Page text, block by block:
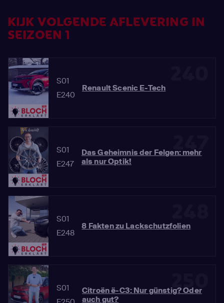
KIJK VOLGENDE AFLEVERING IN
SEIZOEN 1
S01
E240
Renault Scenic E-Tech
247
S01
E247
Das Geheimnis der Felgen: mehr
als nur Optik!
S01
E248
8 Fakten zu Lackschutzfolien
250
S01
Citroën ë-C3: Nur günstig? Oder
auch gut?